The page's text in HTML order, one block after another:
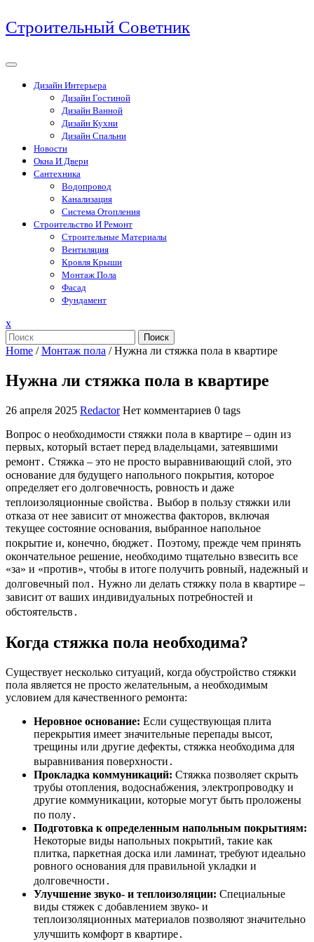
Перейти
к
Строительный Советник
Дизайн Интерьера
Дизайн Гостиной
Дизайн Ванной
Дизайн Кухни
Дизайн Спальни
Новости
Окна И Двери
Сантехника
Водопровод
Канализация
Система Отопления
Строительство И Ремонт
Строительные Материалы
Вентиляция
Кровля Крыши
Монтаж Пола
Фасад
Фундамент
xЗакрыть
меню
Поиск
Home /Монтаж пола /Нужна ли стяжка пола в квартире
Нужна ли стяжка пола в квартире
26 апреля 2025 Redactor Нет комментариев 0 tags
Вопрос о необходимости стяжки пола в квартире – один из
первых, который встает перед владельцами, затеявшими
ремонт․ Стяжка – это не просто выравнивающий слой, это
основание для будущего напольного покрытия, которое
определяет его долговечность, ровность и даже
теплоизоляционные свойства․ Выбор в пользу стяжки или
отказа от нее зависит от множества факторов, включая
текущее состояние основания, выбранное напольное
покрытие и, конечно, бюджет․ Поэтому, прежде чем принять
окончательное решение, необходимо тщательно взвесить все
«за» и «против», чтобы в итоге получить ровный, надежный и
долговечный пол․ Нужно ли делать стяжку пола в квартире –
зависит от ваших индивидуальных потребностей и
обстоятельств․
Когда стяжка пола необходима?
Существует несколько ситуаций, когда обустройство стяжки
пола является не просто желательным, а необходимым
условием для качественного ремонта:
Неровное основание: Если существующая плита
перекрытия имеет значительные перепады высот,
трещины или другие дефекты, стяжка необходима для
выравнивания поверхности․
Прокладка коммуникаций: Стяжка позволяет скрыть
трубы отопления, водоснабжения, электропроводку и
другие коммуникации, которые могут быть проложены
по полу․
Подготовка к определенным напольным покрытиям:
Некоторые виды напольных покрытий, такие как
плитка, паркетная доска или ламинат, требуют идеально
ровного основания для правильной укладки и
долговечности․
Улучшение звуко- и теплоизоляции: Специальные
виды стяжек с добавлением звуко- и
теплоизоляционных материалов позволяют значительно
улучшить комфорт в квартире․